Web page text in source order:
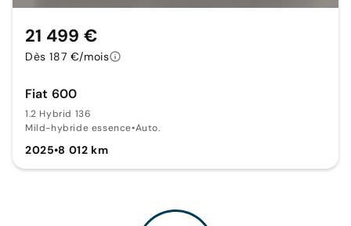
Fiat 600
1.2 Hybrid 136
Mild-hybride essence•Auto.
2025•8 012 km
21 499 €
Dès 187 €/mois